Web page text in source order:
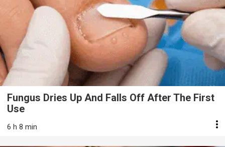
Fungus Dries Up And Falls Off After The First
Use
6 h 8 min